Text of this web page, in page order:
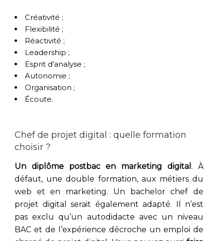
Créativité ;
Flexibilité ;
Réactivité ;
Leadership ;
Esprit d’analyse ;
Autonomie ;
Organisation ;
Écoute.
Chef de projet digital : quelle formation
choisir ?
Un diplôme postbac en marketing digital . À
défaut, une double formation, aux métiers du
web et en marketing. Un bachelor chef de
projet digital serait également adapté. Il n’est
pas exclu qu’un autodidacte avec un niveau
BAC et de l’expérience décroche un emploi de